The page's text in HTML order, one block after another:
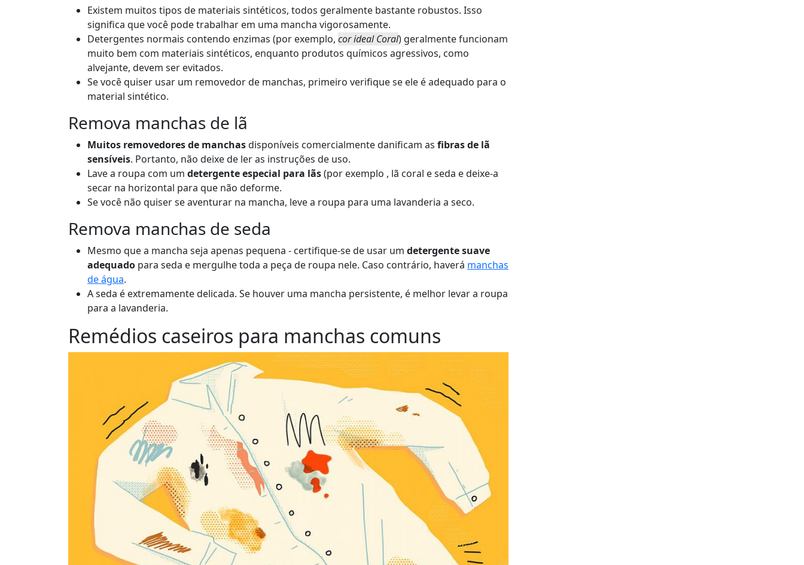
Existem muitos tipos de materiais sintéticos, todos geralmente bastante robustos. Isso
significa que você pode trabalhar em uma mancha vigorosamente.
Detergentes normais contendo enzimas (por exemplo, cor ideal Coral) geralmente funcionam
muito bem com materiais sintéticos, enquanto produtos químicos agressivos, como
alvejante, devem ser evitados.
Se você quiser usar um removedor de manchas, primeiro verifique se ele é adequado para o
material sintético.
Remova manchas de lã
Muitos removedores de manchasdisponíveis comercialmente danificam as fibras de lã
sensíveis. Portanto, não deixe de ler as instruções de uso.
Lave a roupa com um detergente especial para lãs(por exemplo , lã coral e seda e deixe-a
secar na horizontal para que não deforme.
Se você não quiser se aventurar na mancha, leve a roupa para uma lavanderia a seco.
Remova manchas de seda
Mesmo que a mancha seja apenas pequena - certifique-se de usar um detergente suave
adequado para seda e mergulhe toda a peça de roupa nele. Caso contrário, haverá manchas
de água.
A seda é extremamente delicada. Se houver uma mancha persistente, é melhor levar a roupa
para a lavanderia.
Remédios caseiros para manchas comuns